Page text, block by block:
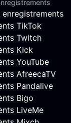
enregistrements
TikTok
Twitch
Kick
YouTube
AfreecaTV
Pandalive
Bigo
LiveMe